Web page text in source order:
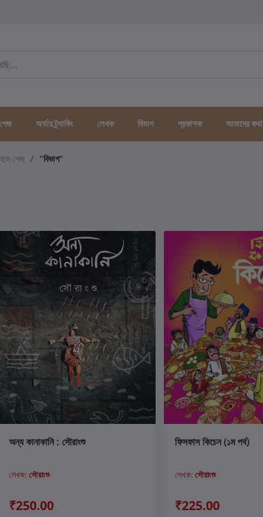
অর্ডার ট্র্যাকিং লেখক বিভাগ প্রকাশক আমাদের কথা
পেজ
"বিভাগ"
কার্টে যোগ করুন
অন্য‌ কানাকানি : সৌরাংশু
লেখক: সৌরাংশু
₹250.00
কার্টে যোগ করুন
ফিসফাস কিচেন (১ম পর্ব)
লেখক: সৌরাংশু
₹225.00